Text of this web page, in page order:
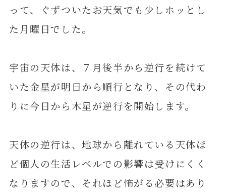
って、ぐずついたお天気でも少しホッとし
た月曜日でした。
宇宙の天体は、７月後半から逆行を続けて
いた金星が明日から順行となり、その代わ
りに今日から木星が逆行を開始します。
天体の逆行は、地球から離れている天体ほ
ど個人の生活レベルでの影響は受けにくく
なりますので、それほど怖がる必要はあり